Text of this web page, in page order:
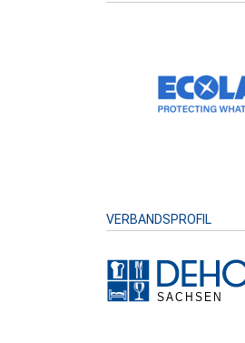
VERBANDSPROFIL